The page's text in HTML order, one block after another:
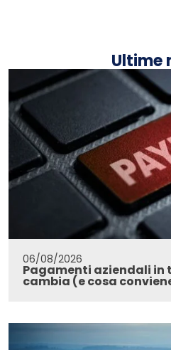
Ultime
06/08/2026
Pagamenti aziendali in
cambia (e cosa